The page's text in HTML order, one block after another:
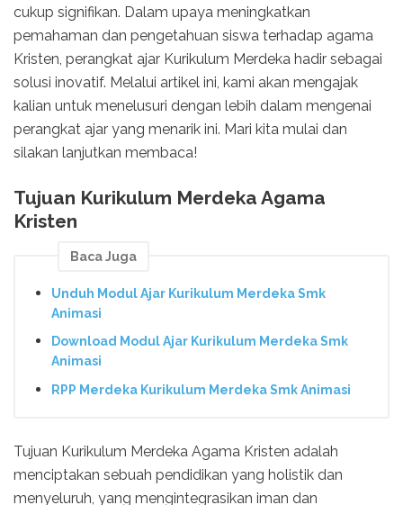
cukup signifikan. Dalam upaya meningkatkan
pemahaman dan pengetahuan siswa terhadap agama
Kristen, perangkat ajar Kurikulum Merdeka hadir sebagai
solusi inovatif. Melalui artikel ini, kami akan mengajak
kalian untuk menelusuri dengan lebih dalam mengenai
perangkat ajar yang menarik ini. Mari kita mulai dan
silakan lanjutkan membaca!
Tujuan Kurikulum Merdeka Agama
Kristen
Baca Juga
Unduh Modul Ajar Kurikulum Merdeka Smk
Animasi
Download Modul Ajar Kurikulum Merdeka Smk
Animasi
RPP Merdeka Kurikulum Merdeka Smk Animasi
Tujuan Kurikulum Merdeka Agama Kristen adalah
menciptakan sebuah pendidikan yang holistik dan
menyeluruh, yang mengintegrasikan iman dan